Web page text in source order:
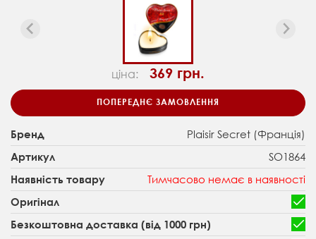
ціна: 369 грн.
ПОПЕРЕДНЄ ЗАМОВЛЕННЯ
Бренд Plaisir Secret (Франція)
Артикул SO1864
Наявність товару Тимчасово немає в наявності
Оригінал
Безкоштовна доставка (від 1000 грн)